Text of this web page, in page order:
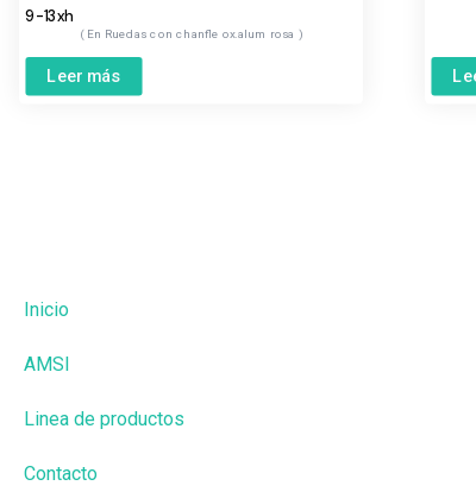
9-13xh
Ruedas con chanfle ox.alum rosa
Leer más
Inicio
AMSI
Linea de productos
Contacto